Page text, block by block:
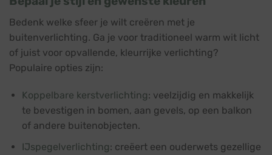
Bedenk welke sfeer je wilt creëren met je
buitenverlichting. Ga je voor traditioneel warm wit licht
of juist voor opvallende, kleurrijke verlichting?
Populaire opties zijn:
Koppelbare kerstverlichting: veelzijdig en makkelijk
te bevestigen in bomen, aan gevels, op een balkon
of andere buitenobjecten.
IJspegelverlichting: creëert een ouderwets gezellige